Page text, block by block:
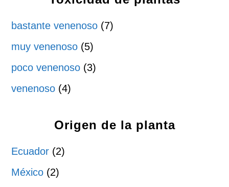
bastante venenoso (7)
muy venenoso (5)
poco venenoso (3)
venenoso (4)
Origen de la planta
Ecuador (2)
México (2)